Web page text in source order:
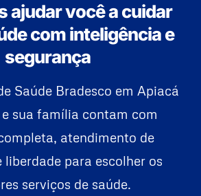
ajudar você a cuidar
com inteligência e
segurança
Saúde Bradesco em Apiacá
e sua família contam com
atendimento de
liberdade para escolher os
serviços de saúde.